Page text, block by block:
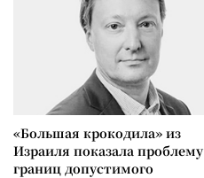
«Большая крокодила» из
Израиля показала проблему
границ допустимого